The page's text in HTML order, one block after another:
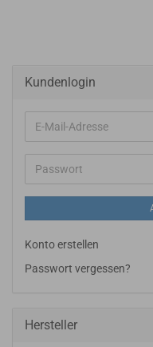
Kundenlogin
E-
Mail-
Adresse
Passwort
Konto erstellen
Passwort vergessen?
Hersteller